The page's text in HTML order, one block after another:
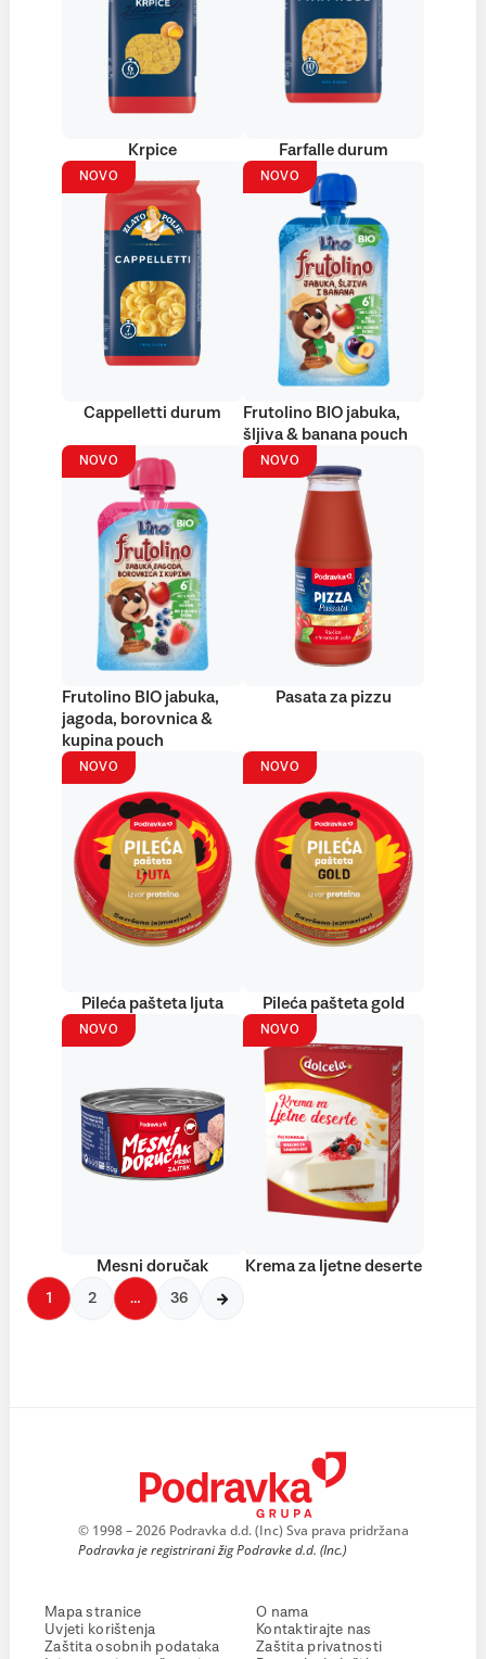
Krpice Farfalle durum
NOVO
Cappelletti durum
NOVO
Frutolino BIO jabuka,
šljiva & banana pouch
NOVO
Frutolino BIO jabuka,
jagoda, borovnica &
kupina pouch
NOVO
Pasata za pizzu
NOVO
Pileća pašteta ljuta
NOVO
Pileća pašteta gold
NOVO
Mesni doručak
NOVO
Krema za ljetne deserte
1 2 … 36
© 1998 – 2026 Podravka d.d. (Inc) Sva prava pridržana
Podravka je registrirani žig Podravke d.d. (Inc.)
Mapa stranice
Uvjeti korištenja
Zaštita osobnih podataka
O nama
Kontaktirajte nas
Zaštita privatnosti